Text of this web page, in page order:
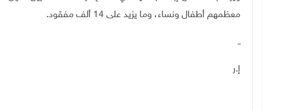
معظمهم أطفال ونساء، وما يزيد على 14 ألف مفقود
.
ــ
إ.ر